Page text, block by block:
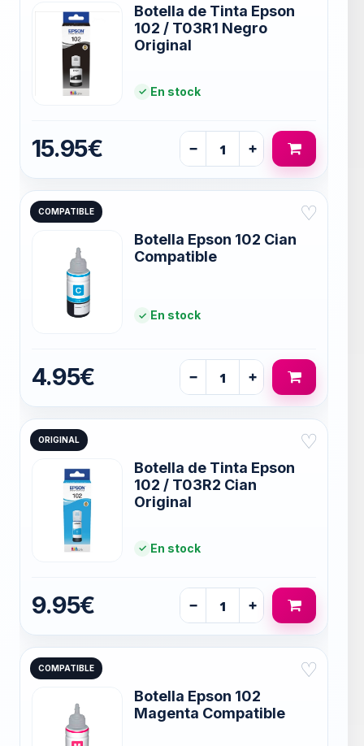
Botella de Tinta Epson
102 / T03R1 Negro
Original
En stock
15.95€ − +
COMPATIBLE ♡
Botella Epson 102 Cian
Compatible
En stock
4.95€ − +
ORIGINAL ♡
Botella de Tinta Epson
102 / T03R2 Cian
Original
En stock
9.95€ − +
COMPATIBLE ♡
Botella Epson 102
Magenta Compatible